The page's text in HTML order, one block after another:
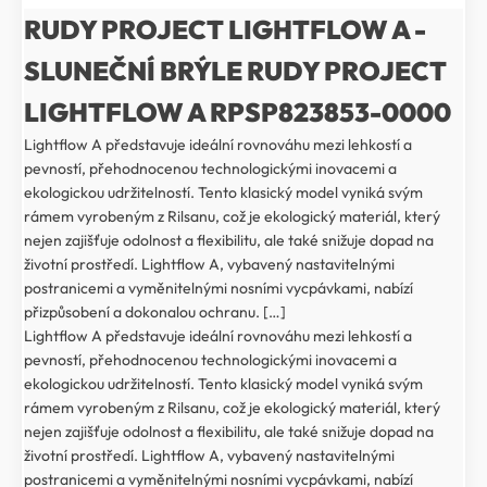
RUDY PROJECT LIGHTFLOW A -
SLUNEČNÍ BRÝLE RUDY PROJECT
LIGHTFLOW A RPSP823853-0000
Lightflow A představuje ideální rovnováhu mezi lehkostí a
pevností, přehodnocenou technologickými inovacemi a
ekologickou udržitelností. Tento klasický model vyniká svým
rámem vyrobeným z Rilsanu, což je ekologický materiál, který
nejen zajišťuje odolnost a flexibilitu, ale také snižuje dopad na
životní prostředí. Lightflow A, vybavený nastavitelnými
postranicemi a vyměnitelnými nosními vycpávkami, nabízí
přizpůsobení a dokonalou ochranu. […]
Lightflow A představuje ideální rovnováhu mezi lehkostí a
pevností, přehodnocenou technologickými inovacemi a
ekologickou udržitelností. Tento klasický model vyniká svým
rámem vyrobeným z Rilsanu, což je ekologický materiál, který
nejen zajišťuje odolnost a flexibilitu, ale také snižuje dopad na
životní prostředí. Lightflow A, vybavený nastavitelnými
postranicemi a vyměnitelnými nosními vycpávkami, nabízí